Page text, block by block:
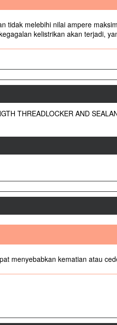
tidak melebihi nilai ampere
kelistrikan akan terjadi,
THREADLOCKER AND
menyebabkan kematian atau